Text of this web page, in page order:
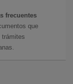
frecuentes
que
trámites